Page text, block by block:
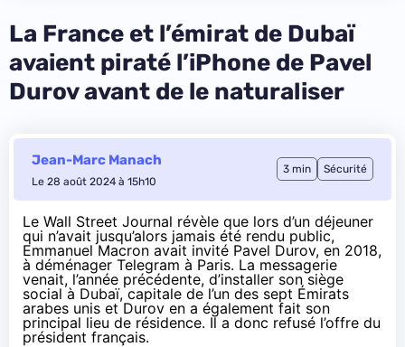
La France et l’émirat de Dubaï
avaient piraté l’iPhone de Pavel
Durov avant de le naturaliser
Jean-Marc Manach
Le 28 août 2024 à 15h10
3 min Sécurité
Le Wall Street Journal révèle que lors d’un déjeuner
qui n’avait jusqu’alors jamais été rendu public,
Emmanuel Macron avait invité Pavel Durov, en 2018,
à déménager Telegram à Paris. La messagerie
venait, l’année précédente, d’installer son siège
social à Dubaï, capitale de l’un des sept Émirats
arabes unis et Durov en a également fait son
principal lieu de résidence. Il a donc refusé l’offre du
président français.